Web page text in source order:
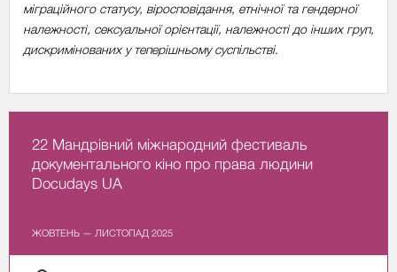
міграційного статусу, віросповідання, етнічної та гендерної
належності, сексуальної орієнтації, належності до інших груп,
дискримінованих у теперішньому суспільстві.
22 Мандрівний міжнародний фестиваль
документального кіно про права людини
Docudays UA
ЖОВТЕНЬ — ЛИСТОПАД 2025